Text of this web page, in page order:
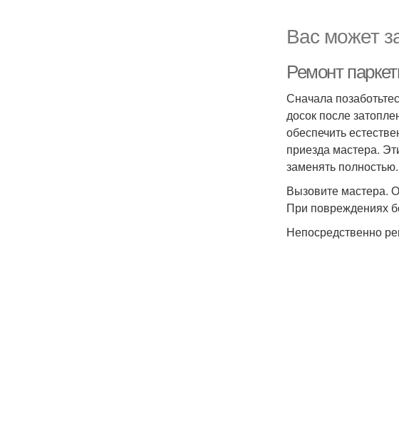
Вас может
Ремонт
Сначала
досок после
обеспечить
приезда мастера.
заменять полностью.
Вызовите мастера.
При повреждениях
Непосредственно